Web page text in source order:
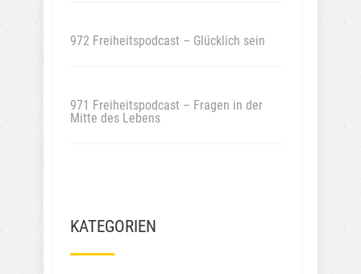
972 Freiheitspodcast – Glücklich sein
971 Freiheitspodcast – Fragen in der
Mitte des Lebens
KATEGORIEN